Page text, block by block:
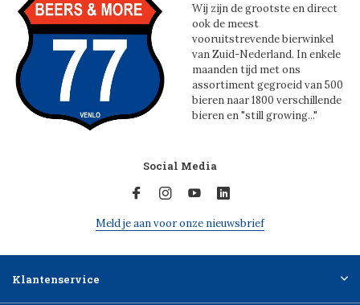
Wij zijn de grootste en direct
ook de meest
vooruitstrevende bierwinkel
van Zuid-Nederland. In enkele
maanden tijd met ons
assortiment gegroeid van 500
bieren naar 1800 verschillende
bieren en "still growing..."
Social Media
Meld je aan voor onze nieuwsbrief
Klantenservice